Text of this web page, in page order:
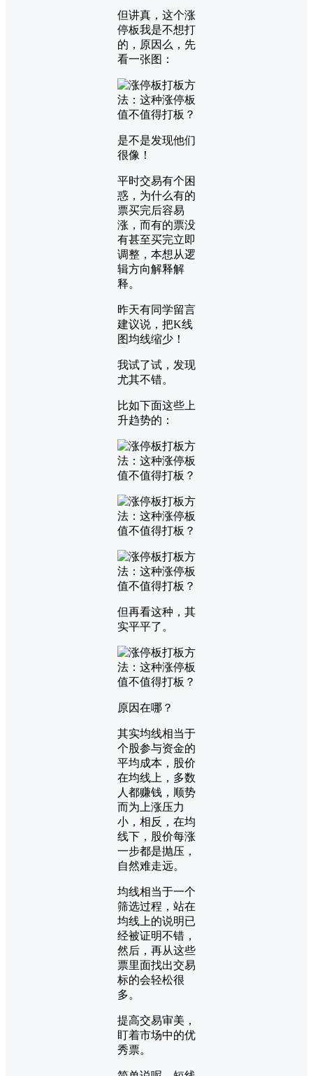
但讲真，这个涨
停板我是不想打
的，原因么，先
看一张图：
是不是发现他们
很像！
平时交易有个困
惑，为什么有的
票买完后容易
涨，而有的票没
有甚至买完立即
调整，本想从逻
辑方向解释解
释。
昨天有同学留言
建议说，把K线
图均线缩少！
我试了试，发现
尤其不错。
比如下面这些上
升趋势的：
但再看这种，其
实平平了。
原因在哪？
其实均线相当于
个股参与资金的
平均成本，股价
在均线上，多数
人都赚钱，顺势
而为上涨压力
小，相反，在均
线下，股价每涨
一步都是抛压，
自然难走远。
均线相当于一个
筛选过程，站在
均线上的说明已
经被证明不错，
然后，再从这些
票里面找出交易
标的会轻松很
多。
提高交易审美，
盯着市场中的优
秀票。